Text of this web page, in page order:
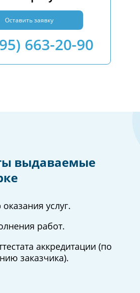
Оставить заявку
663-20-90
выдаваемые
услуг.
работ.
аккредитации (по
заказчика).